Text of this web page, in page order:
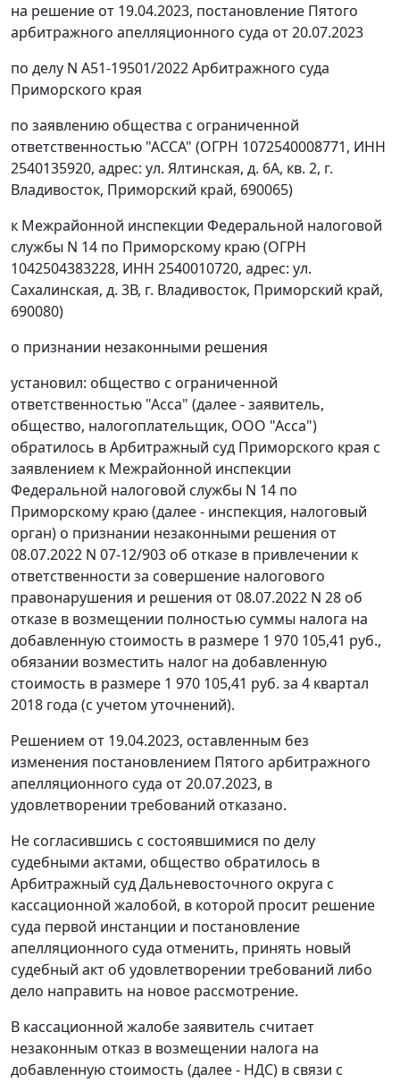
на решение от 19.04.2023, постановление Пятого
арбитражного апелляционного суда от 20.07.2023
по делу N А51-19501/2022 Арбитражного суда
Приморского края
по заявлению общества с ограниченной
ответственностью "АССА" (ОГРН 1072540008771, ИНН
2540135920, адрес: ул. Ялтинская, д. 6А, кв. 2, г.
Владивосток, Приморский край, 690065)
к Межрайонной инспекции Федеральной налоговой
службы N 14 по Приморскому краю (ОГРН
1042504383228, ИНН 2540010720, адрес: ул.
Сахалинская, д. 3В, г. Владивосток, Приморский край,
690080)
о признании незаконными решения
установил: общество с ограниченной
ответственностью "Асса" (далее - заявитель,
общество, налогоплательщик, ООО "Асса")
обратилось в Арбитражный суд Приморского края с
заявлением к Межрайонной инспекции
Федеральной налоговой службы N 14 по
Приморскому краю (далее - инспекция, налоговый
орган) о признании незаконными решения от
08.07.2022 N 07-12/903 об отказе в привлечении к
ответственности за совершение налогового
правонарушения и решения от 08.07.2022 N 28 об
отказе в возмещении полностью суммы налога на
добавленную стоимость в размере 1 970 105,41 руб.,
обязании возместить налог на добавленную
стоимость в размере 1 970 105,41 руб. за 4 квартал
2018 года (с учетом уточнений).
Решением от 19.04.2023, оставленным без
изменения постановлением Пятого арбитражного
апелляционного суда от 20.07.2023, в
удовлетворении требований отказано.
Не согласившись с состоявшимися по делу
судебными актами, общество обратилось в
Арбитражный суд Дальневосточного округа с
кассационной жалобой, в которой просит решение
суда первой инстанции и постановление
апелляционного суда отменить, принять новый
судебный акт об удовлетворении требований либо
дело направить на новое рассмотрение.
В кассационной жалобе заявитель считает
незаконным отказ в возмещении налога на
добавленную стоимость (далее - НДС) в связи с